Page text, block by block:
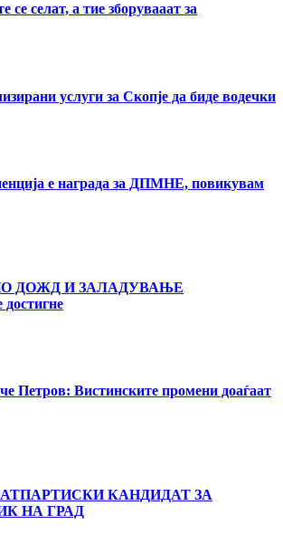
селат, а тие зборувааат за
услуги за Скопје да биде водечки
е награда за ДПМНЕ, повикувам
ДОЖД И ЗАЛАДУВАЊЕ
достигне
Петров: Вистинските промени доаѓаат
КАНДИДАТ ЗА
НА ГРАД